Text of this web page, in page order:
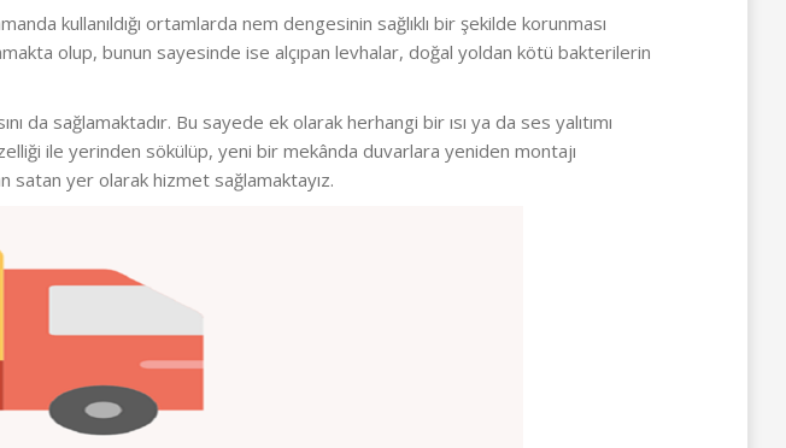
kullanıldığı ortamlarda nem dengesinin sağlıklı bir şekilde korunması
olup, bunun sayesinde ise alçıpan levhalar, doğal yoldan kötü bakterilerin
da sağlamaktadır. Bu sayede ek olarak herhangi bir ısı ya da ses yalıtımı
ile yerinden sökülüp, yeni bir mekânda duvarlara yeniden montajı
satan yer olarak hizmet sağlamaktayız.